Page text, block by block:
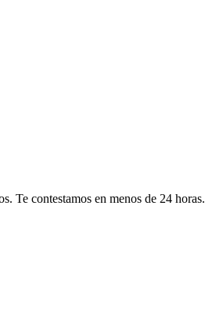
Te contestamos en menos de 24 horas.